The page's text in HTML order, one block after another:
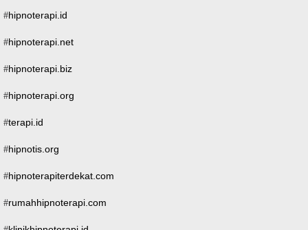
#hipnoterapi.id
#hipnoterapi.net
#hipnoterapi.biz
#hipnoterapi.org
#terapi.id
#hipnotis.org
#hipnoterapiterdekat.com
#rumahhipnoterapi.com